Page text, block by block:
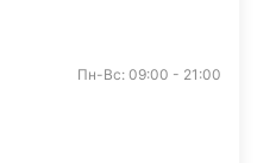
Пн-Вс: 09:00 - 21:00